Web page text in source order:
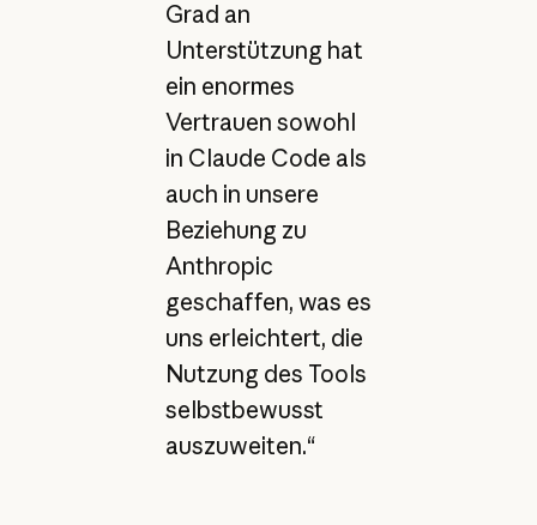
Grad an
Unterstützung hat
ein enormes
Vertrauen sowohl
in Claude Code als
auch in unsere
Beziehung zu
Anthropic
geschaffen, was es
uns erleichtert, die
Nutzung des Tools
selbstbewusst
auszuweiten.“